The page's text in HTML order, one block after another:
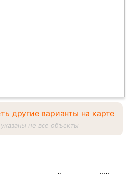
другие варианты на карте
не все объекты